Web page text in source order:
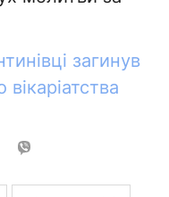
загинув